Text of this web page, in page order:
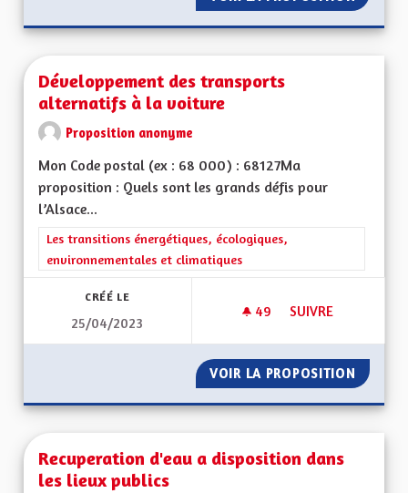
Développement des transports
alternatifs à la voiture
Proposition anonyme
Mon Code postal (ex : 68 000) : 68127Ma
proposition : Quels sont les grands défis pour
l’Alsace...
Filtrer les résultats de la catégorie : Les transitions
Les transitions énergétiques, écologiques,
environnementales et climatiques
CRÉÉ LE
25/04/2023
49 49 ABONNÉS
SUIVRE
VOIR LA PROPOSITION
Recuperation d'eau a disposition dans
les lieux publics